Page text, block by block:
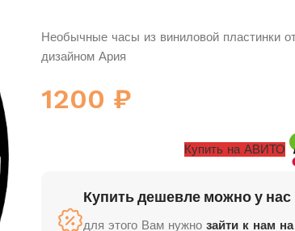
Необычные часы из виниловой пластинки
дизайном Ария
1200 ₽
Купить на АВИТО
Купить дешевле можно у нас
для этого Вам нужно зайти к нам